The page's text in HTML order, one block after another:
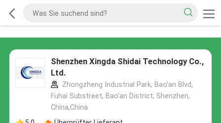
Shenzhen Xingda Shidai Technology Co.,
Ltd.
Zhongzheng Industrial Park, Bao’an Blvd,
Fuhai Substreet, Bao’an District, Shenzhen,
China,China